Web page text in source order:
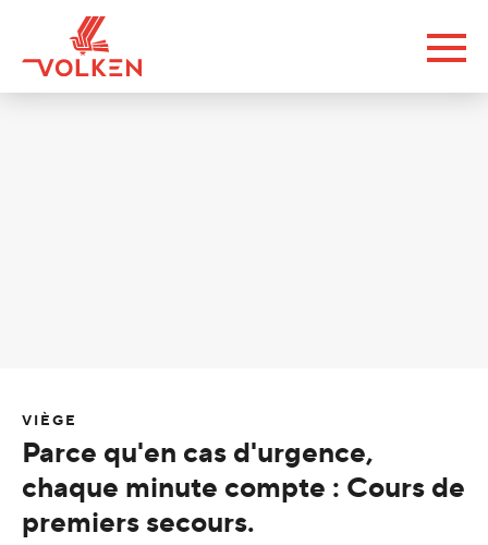
VIÈGE
Parce qu'en cas d'urgence,
chaque minute compte : Cours de
premiers secours.